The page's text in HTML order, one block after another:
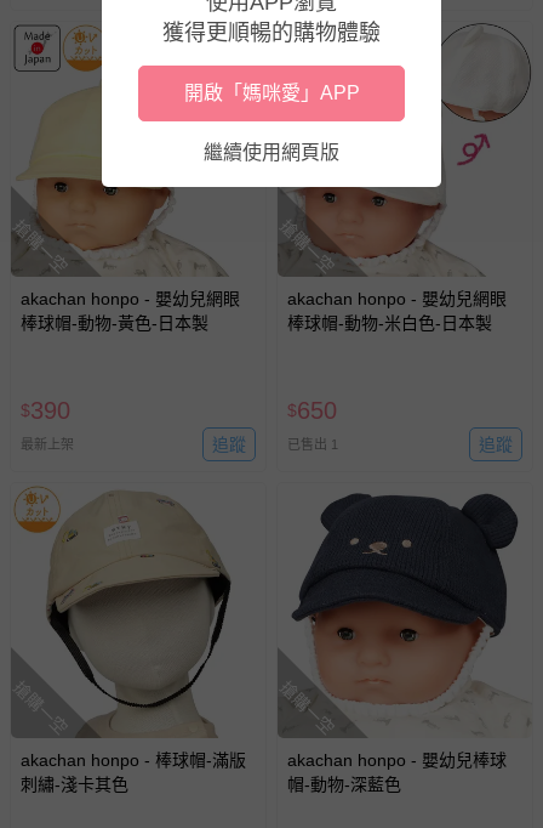
搶購一空
akachan honpo - 嬰幼兒網眼
棒球帽-動物-黃色-日本製
$390
最新上架 追蹤
搶購一空
akachan honpo - 嬰幼兒網眼
棒球帽-動物-米白色-日本製
$650
已售出 1 追蹤
搶購一空
akachan honpo - 棒球帽-滿版
刺繡-淺卡其色
搶購一空
akachan honpo - 嬰幼兒棒球
帽-動物-深藍色
獲得更順暢的購物體驗
開啟「媽咪愛」APP
繼續使用網頁版